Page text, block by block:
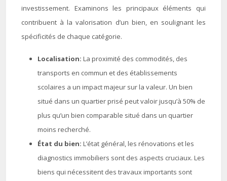
investissement. Examinons les principaux éléments qui
contribuent à la valorisation d’un bien, en soulignant les
spécificités de chaque catégorie.
Localisation: La proximité des commodités, des
transports en commun et des établissements
scolaires a un impact majeur sur la valeur. Un bien
situé dans un quartier prisé peut valoir jusqu’à 50% de
plus qu’un bien comparable situé dans un quartier
moins recherché.
État du bien: L’état général, les rénovations et les
diagnostics immobiliers sont des aspects cruciaux. Les
biens qui nécessitent des travaux importants sont